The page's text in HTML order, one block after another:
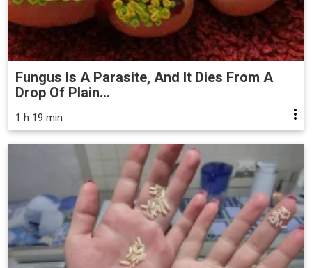
Fungus Is A Parasite, And It Dies From A
Drop Of Plain...
1 h 19 min